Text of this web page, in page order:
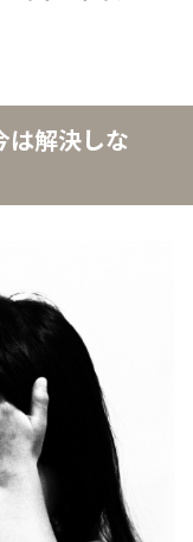
は解決しな